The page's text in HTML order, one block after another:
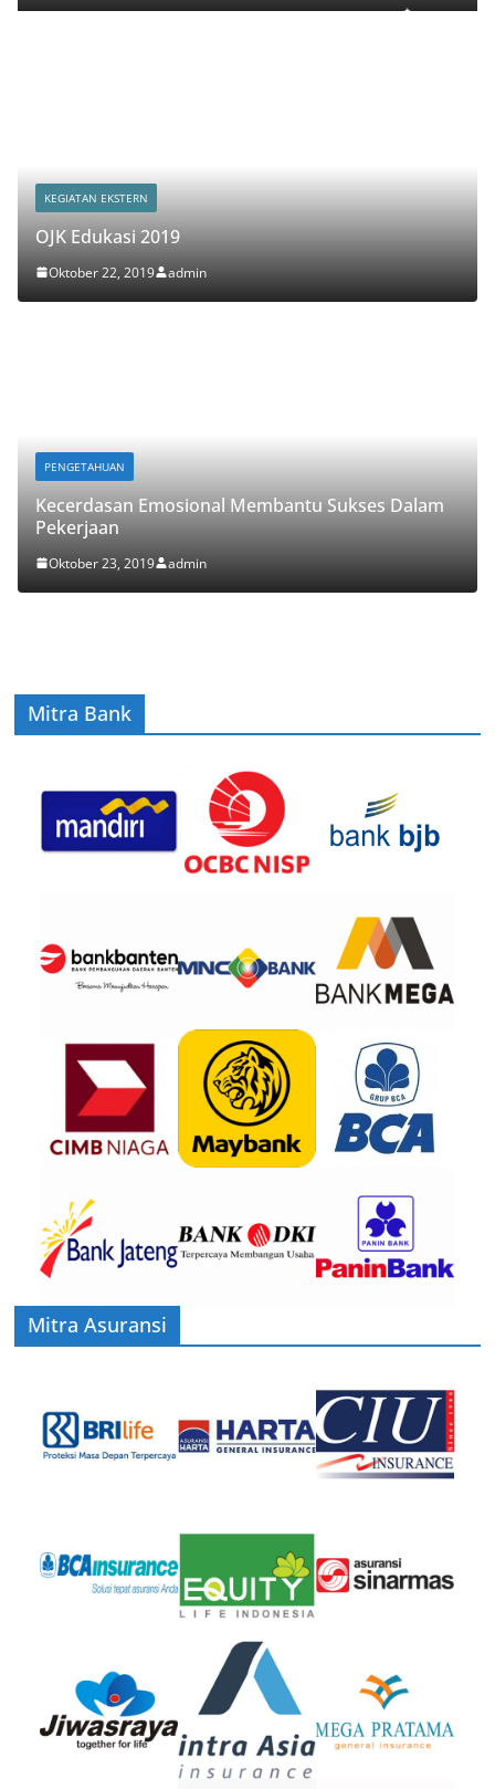
KEGIATAN EKSTERN
OJK Edukasi 2019
Oktober 22, 2019 admin
PENGETAHUAN
Kecerdasan Emosional Membantu Sukses Dalam
Pekerjaan
Oktober 23, 2019 admin
Mitra Bank
Mitra Asuransi